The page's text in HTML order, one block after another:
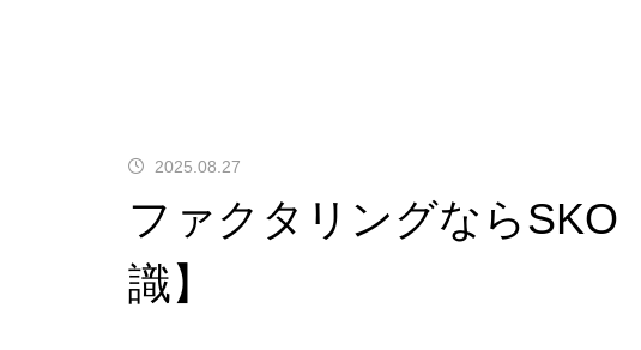
2025.08.27
ファクタリングならSKO
識】